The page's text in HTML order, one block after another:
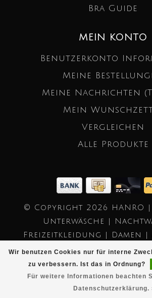
Wir benutzen Cookies nur für interne
zu verbessern. Ist das in Ordnung?
Für weitere Informationen beachten
Datenschutzerklärung.
Bra Guide
MEIN KONTO
Benutzerkonto
Meine
Meine Nachrichten
Mein
Vergleichen
Alle Produkte
© Copyright 2026 HANRO
Unterwäsche |
Freizeitkleidung | Damen
Powered by
Lightspeed
-
Dyvelopment